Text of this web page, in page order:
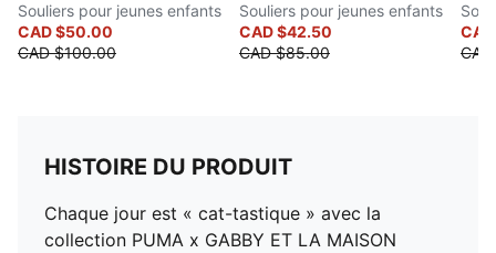
Souliers pour jeunes enfants
CAD $50.00
CAD $100.00
Souliers pour jeunes enfants
CAD $42.50
CAD $85.00
HISTOIRE DU PRODUIT
Chaque jour est « cat-tastique » avec la
collection PUMA x GABBY ET LA MAISON